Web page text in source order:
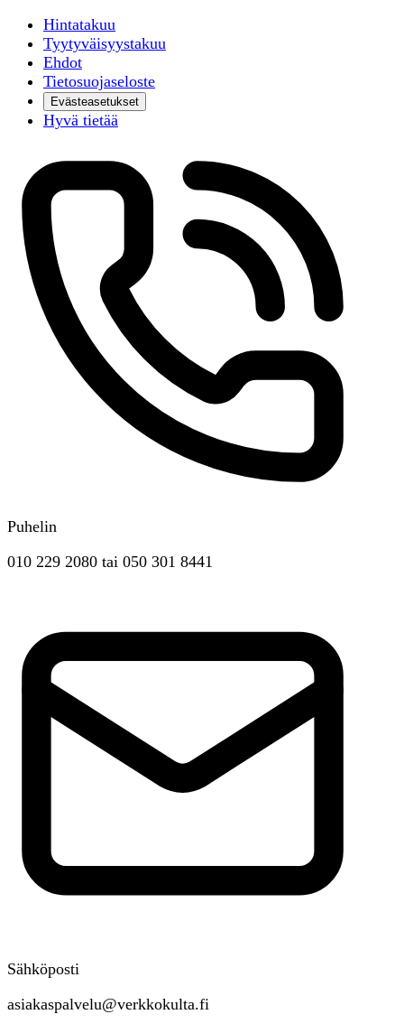
Hintatakuu
Tyytyväisyystakuu
Ehdot
Tietosuojaseloste
Evästeasetukset
Hyvä tietää
Puhelin
010 229 2080 tai 050 301 8441
Sähköposti
asiakaspalvelu@verkkokulta.fi